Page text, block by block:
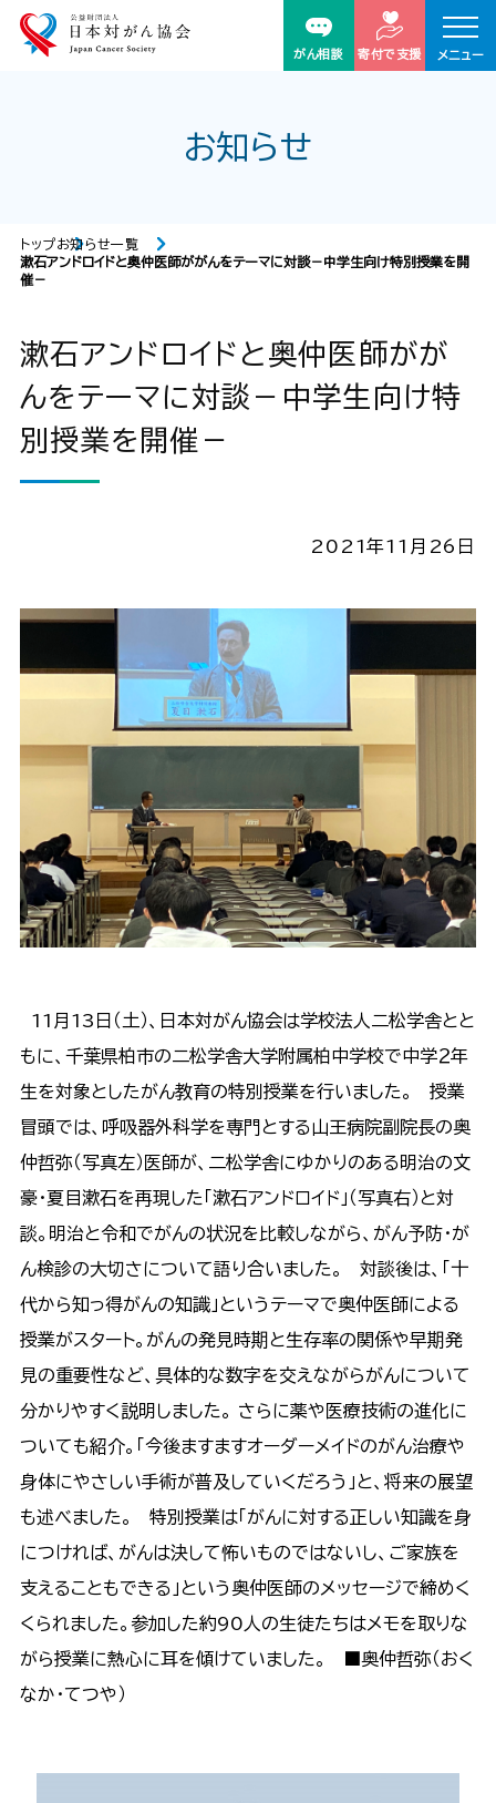
がん相談 寄付で支援 メニュー
お知らせ
トップお知らせ一覧
漱石アンドロイドと奥仲医師ががんをテーマに対談－中学生向け特別授業を開
催－
漱石アンドロイドと奥仲医師がが
んをテーマに対談－中学生向け特
別授業を開催－
2021年11月26日
11月13日（土）、日本対がん協会は学校法人二松学舎とと
もに、千葉県柏市の二松学舎大学附属柏中学校で中学２年
生を対象としたがん教育の特別授業を行いました。 授業
冒頭では、呼吸器外科学を専門とする山王病院副院長の奥
仲哲弥（写真左）医師が、二松学舎にゆかりのある明治の文
豪・夏目漱石を再現した「漱石アンドロイド」（写真右）と対
談。明治と令和でがんの状況を比較しながら、がん予防・が
ん検診の大切さについて語り合いました。 対談後は、「十
代から知っ得がんの知識」というテーマで奥仲医師による
授業がスタート。がんの発見時期と生存率の関係や早期発
見の重要性など、具体的な数字を交えながらがんについて
分かりやすく説明しました。 さらに薬や医療技術の進化に
ついても紹介。「今後ますますオーダーメイドのがん治療や
身体にやさしい手術が普及していくだろう」と、将来の展望
も述べました。 特別授業は「がんに対する正しい知識を身
につければ、がんは決して怖いものではないし、ご家族を
支えることもできる」という奥仲医師のメッセージで締めく
くられました。参加した約90人の生徒たちはメモを取りな
がら授業に熱心に耳を傾けていました。 ■奥仲哲弥（おく
なか・てつや）